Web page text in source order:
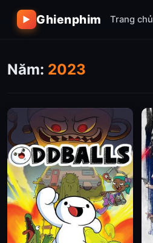
▶ Ghienphim Trang chủ
Năm: 2023